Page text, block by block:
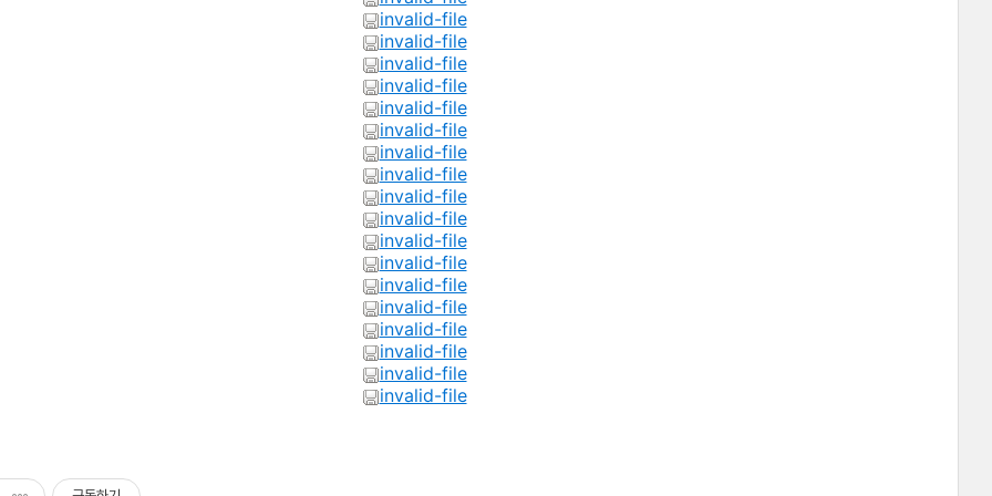
invalid-file
invalid-file
invalid-file
invalid-file
invalid-file
invalid-file
invalid-file
invalid-file
invalid-file
invalid-file
invalid-file
invalid-file
invalid-file
invalid-file
invalid-file
invalid-file
invalid-file
invalid-file